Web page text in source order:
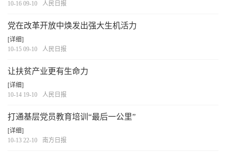
10-16 09-10 人民日报
党在改革开放中焕发出强大生机活力
[详细]
10-15 09-10
人民日报
让扶贫产业更有生命力
[详细]
10-14 19-10
人民日报
打通基层党员教育培训“最后一公里”
[详细]
10-13 22-10
南方日报